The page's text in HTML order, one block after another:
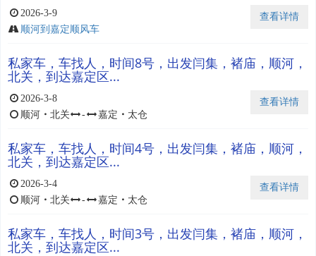
查看详情
2026-3-9
顺河到嘉定顺风车
私家车，车找人，时间8号，出发闫集，褚庙，顺河，
北关，到达嘉定区...
查看详情
2026-3-8
顺河・ 北关 - 嘉定 ・ 太仓
私家车，车找人，时间4号，出发闫集，褚庙，顺河，
北关，到达嘉定区...
查看详情
2026-3-4
顺河・ 北关 - 嘉定 ・ 太仓
私家车，车找人，时间3号，出发闫集，褚庙，顺河，
北关，到达嘉定区...